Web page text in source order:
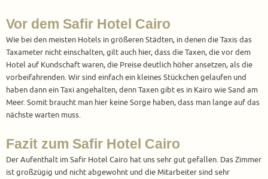
Vor dem Safir Hotel Cairo
Wie bei den meisten Hotels in größeren Städten, in denen die Taxis das
Taxameter nicht einschalten, gilt auch hier, dass die Taxen, die vor dem
Hotel auf Kundschaft waren, die Preise deutlich höher ansetzen, als die
vorbeifahrenden. Wir sind einfach ein kleines Stückchen gelaufen und
haben dann ein Taxi angehalten, denn Taxen gibt es in Kairo wie Sand am
Meer. Somit braucht man hier keine Sorge haben, dass man lange auf das
nächste warten muss.
Fazit zum Safir Hotel Cairo
Der Aufenthalt im Safir Hotel Cairo hat uns sehr gut gefallen. Das Zimmer
ist großzügig und nicht abgewohnt und die Mitarbeiter sind sehr